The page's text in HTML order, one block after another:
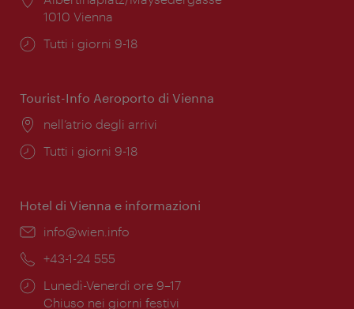
1010 Vienna
Orari
Tutti i giorni 9-18
Tourist-Info Aeroporto di Vienna
Posizione:
nell’atrio degli arrivi
Orari
Tutti i giorni 9-18
Hotel di Vienna e informazioni
Email:
info@wien.info
Telefono:
+43-1-24 555
Orari
di
Lunedì-Venerdì ore 9–17
Chiuso nei giorni festivi